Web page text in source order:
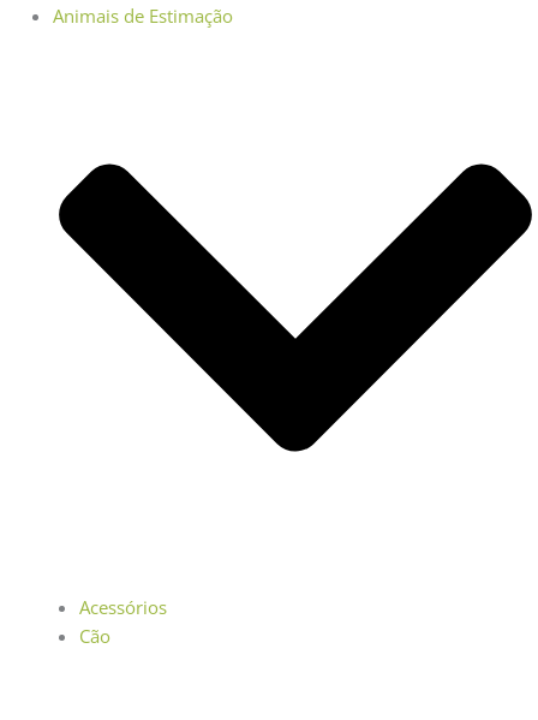
Animais de Estimação
Acessórios
Cão